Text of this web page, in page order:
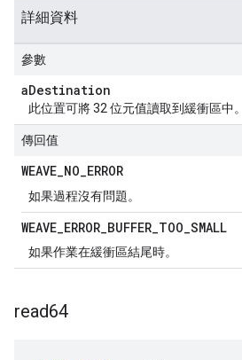
詳細資料
參數
aDestination
此位置可將 32 位元值讀取到緩衝區中。
傳回值
WEAVE_NO_ERROR
如果過程沒有問題。
WEAVE_ERROR_BUFFER_TOO_SMALL
如果作業在緩衝區結尾時。
read64